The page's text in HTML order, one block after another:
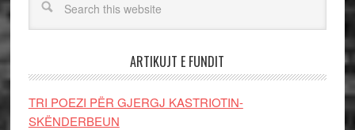
ARTIKUJT E FUNDIT
TRI POEZI PËR GJERGJ KASTRIOTIN-
SKËNDERBEUN